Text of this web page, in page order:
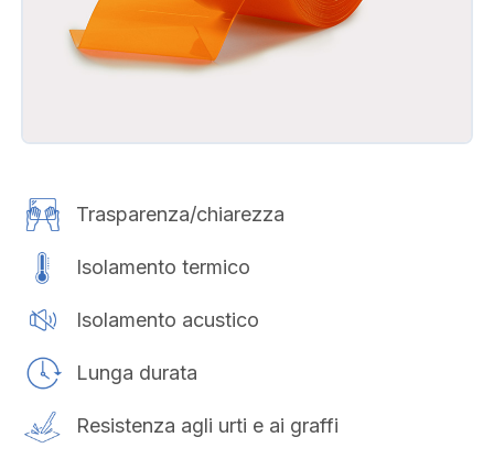
Trasparenza/chiarezza
Isolamento termico
Isolamento acustico
Lunga durata
Resistenza agli urti e ai graffi